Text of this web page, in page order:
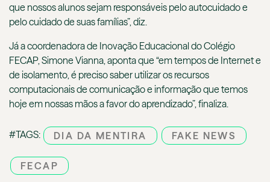
que nossos alunos sejam responsáveis pelo autocuidado e
pelo cuidado de suas famílias”, diz.
Já a coordenadora de Inovação Educacional do Colégio
FECAP, Simone Vianna, aponta que “em tempos de Internet e
de isolamento, é preciso saber utilizar os recursos
computacionais de comunicação e informação que temos
hoje em nossas mãos a favor do aprendizado”, finaliza.
#TAGS: DIA DA MENTIRA FAKE NEWS
FECAP